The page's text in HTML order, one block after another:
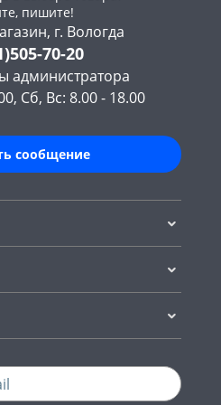
пишите!
г. Вологда
70-20
администратора
Сб, Вс: 8.00 - 18.00
сообщение